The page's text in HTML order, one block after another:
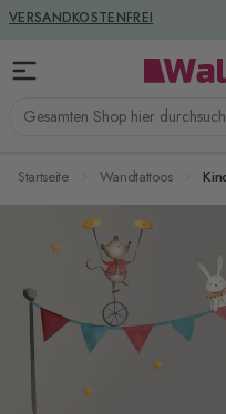
Zum Inhalt springen
Gesamten Shop hier
VERSANDKOSTENFREI
Startseite Wandtattoos